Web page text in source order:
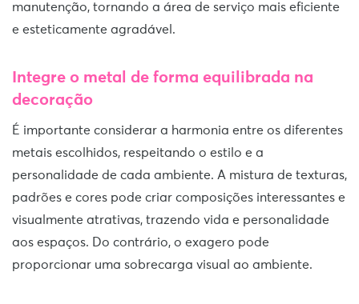
manutenção, tornando a área de serviço mais eficiente
e esteticamente agradável.
Integre o metal de forma equilibrada na
decoração
É importante considerar a harmonia entre os diferentes
metais escolhidos, respeitando o estilo e a
personalidade de cada ambiente. A mistura de texturas,
padrões e cores pode criar composições interessantes e
visualmente atrativas, trazendo vida e personalidade
aos espaços. Do contrário, o exagero pode
proporcionar uma sobrecarga visual ao ambiente.